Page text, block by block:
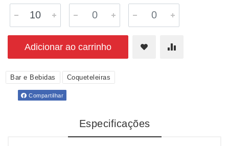
Adicionar ao carrinho
Bar e Bebidas Coqueteleiras
Compartilhar
Especificações